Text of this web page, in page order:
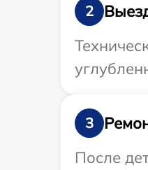
2
3
После